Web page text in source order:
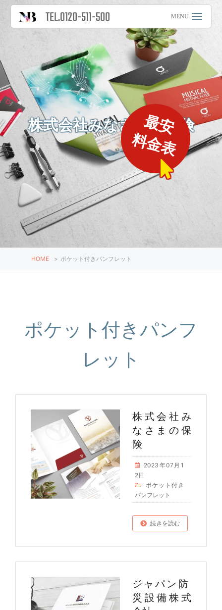
TEL.0120-511-500
株式会社みなさまの保険
最安
料金表
HOME > ポケット付きパンフレット
ポケット付きパンフ
レット
株式会社み
なさまの保
険
2023年07月1
2日
ポケット付き
パンフレット
続きを読む
ジャパン防
災設備株式